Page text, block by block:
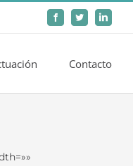
FacebookTwitterLinkedIn
Contacto